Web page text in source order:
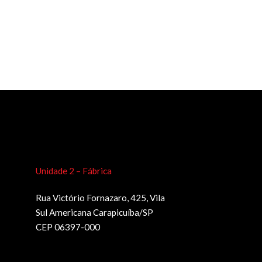
Unidade 2 – Fábrica
Rua Victório Fornazaro, 425, Vila
Sul Americana Carapicuíba/SP
CEP 06397-000